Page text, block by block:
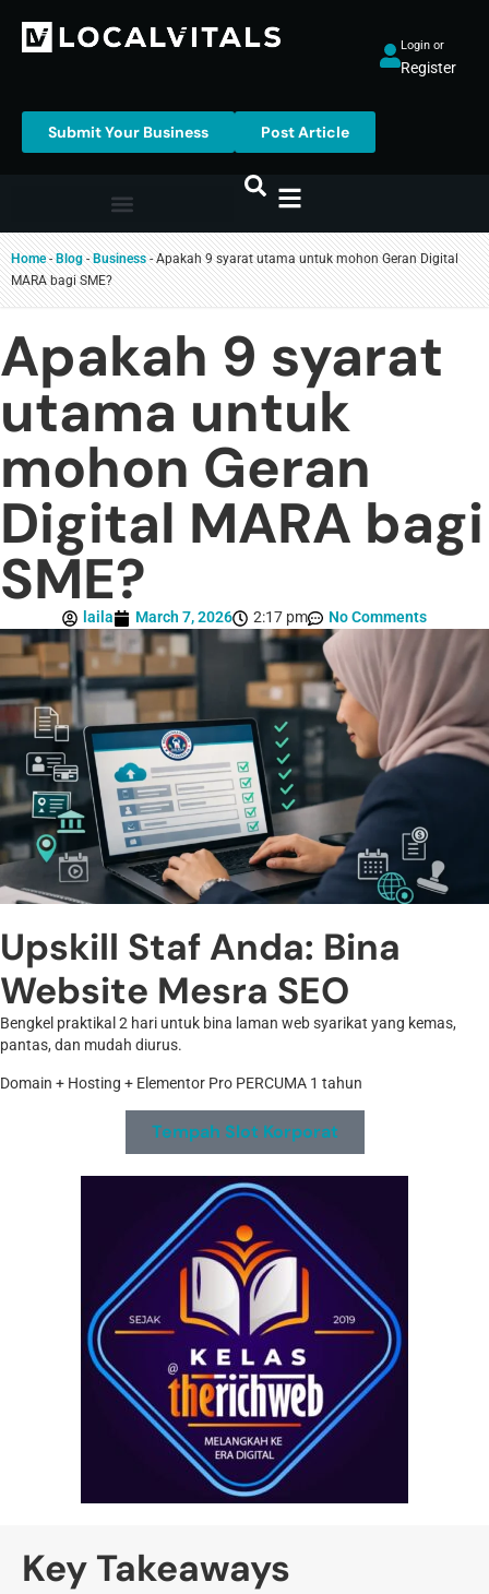
Login or
Register
Submit Your Business Post Article
Home-Blog-Business-Apakah 9 syarat utama untuk mohon Geran Digital
MARA bagi SME?
Apakah 9 syarat
utama untuk
mohon Geran
Digital MARA bagi
SME?
laila March 7, 2026 2:17 pm No Comments
Upskill Staf Anda: Bina
Website Mesra SEO
Bengkel praktikal 2 hari untuk bina laman web syarikat yang kemas,
pantas, dan mudah diurus.
Domain + Hosting + Elementor Pro PERCUMA 1 tahun
Tempah Slot Korporat
Key Takeaways